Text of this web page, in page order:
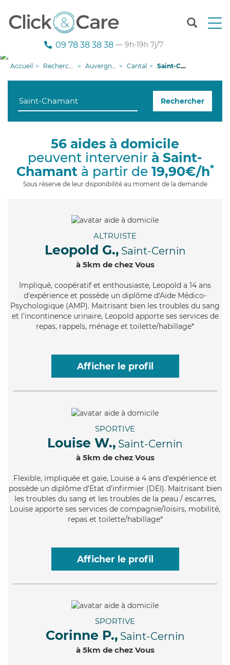
T
n
g
09 78 38 38 38 — 9h-19h 7j/7
Accueil Recherche aide à domicile Auvergne-Rhône-Alpes Cantal Saint-Chamant
Rechercher
56 aides à domicile
peuvent intervenir à Saint-
Chamantà partir de 19,90€/h*
Sous réserve de leur disponibilité au moment de la demande
ALTRUISTE
Leopold G., Saint-Cernin
à 5km de chez Vous
Impliqué, coopératif et enthousiaste, Leopold a 14 ans
d'expérience et possède un diplôme d'Aide Médico-
Psychologique (AMP). Maitrisant bien les troubles du sang
et l'incontinence urinaire, Leopold apporte ses services de
repas, rappels, ménage et toilette/habillage*
Afficher le profil
SPORTIVE
Louise W., Saint-Cernin
à 5km de chez Vous
Flexible, impliquée et gaie, Louise a 4 ans d'expérience et
possède un diplôme d'Etat d'infirmier (DEI). Maitrisant bien
les troubles du sang et les troubles de la peau / escarres,
Louise apporte ses services de compagnie/loisirs, mobilité,
repas et toilette/habillage*
Afficher le profil
SPORTIVE
Corinne P., Saint-Cernin
à 5km de chez Vous